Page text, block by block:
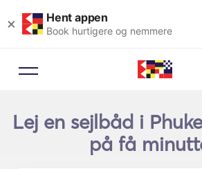
× Hent appen
Book hurtigere og nemmere
Lej en sejlbåd i
på få